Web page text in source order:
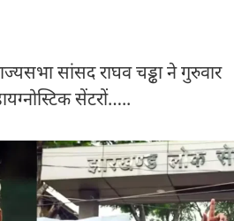
सांसद राघव चड्ढा ने गुरुवार
सेंटरों…..